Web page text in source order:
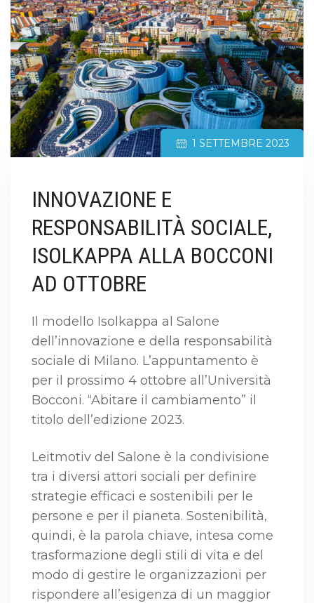
1 SETTEMBRE 2023
INNOVAZIONE E
RESPONSABILITÀ SOCIALE,
ISOLKAPPA ALLA BOCCONI
AD OTTOBRE
Il modello Isolkappa al Salone
dell’innovazione e della responsabilità
sociale di Milano. L’appuntamento è
per il prossimo 4 ottobre all’Università
Bocconi. “Abitare il cambiamento” il
titolo dell’edizione 2023.
Leitmotiv del Salone è la condivisione
tra i diversi attori sociali per definire
strategie efficaci e sostenibili per le
persone e per il pianeta. Sostenibilità,
quindi, è la parola chiave, intesa come
trasformazione degli stili di vita e del
modo di gestire le organizzazioni per
rispondere all’esigenza di un maggior